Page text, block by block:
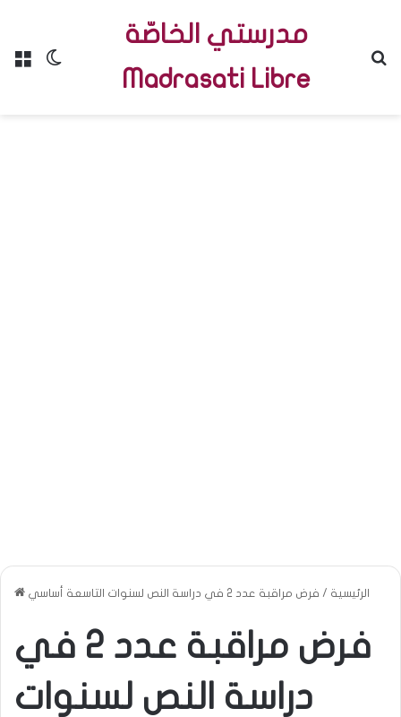
Menu
مدرستي الخاصّة
Madrasati Libre
الرئيسية / فرض مراقبة عدد 2 في دراسة النص لسنوات التاسعة أساسي
فرض مراقبة عدد 2 في
دراسة النص لسنوات